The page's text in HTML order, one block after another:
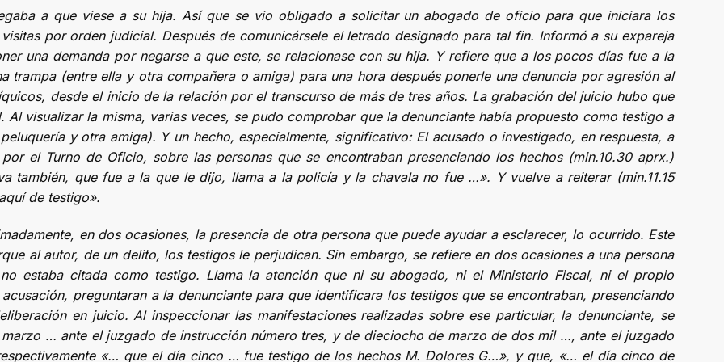
a que viese a su hija. Así que se vio obligado a solicitar un abogado de oficio para que iniciara los
por orden judicial. Después de comunicársele el letrado designado para tal fin. Informó a su expareja
una demanda por negarse a que este, se relacionase con su hija. Y refiere que a los pocos días fue a la
trampa (entre ella y otra compañera o amiga) para una hora después ponerle una denuncia por agresión al
desde el inicio de la relación por el transcurso de más de tres años. La grabación del juicio hubo que
visualizar la misma, varias veces, se pudo comprobar que la denunciante había propuesto como testigo a
y otra amiga). Y un hecho, especialmente, significativo: El acusado o investigado, en respuesta, a
el Turno de Oficio, sobre las personas que se encontraban presenciando los hechos (min.10.30 aprx.)
también, que fue a la que le dijo, llama a la policía y la chavala no fue …». Y vuelve a reiterar (min.11.15
de testigo».
en dos ocasiones, la presencia de otra persona que puede ayudar a esclarecer, lo ocurrido. Este
al autor, de un delito, los testigos le perjudican. Sin embargo, se refiere en dos ocasiones a una persona
estaba citada como testigo. Llama la atención que ni su abogado, ni el Ministerio Fiscal, ni el propio
preguntaran a la denunciante para que identificara los testigos que se encontraban, presenciando
en juicio. Al inspeccionar las manifestaciones realizadas sobre ese particular, la denunciante, se
… ante el juzgado de instrucción número tres, y de dieciocho de marzo de dos mil …, ante el juzgado
«… que el día cinco … fue testigo de los hechos M. Dolores G…», y que, «… el día cinco de